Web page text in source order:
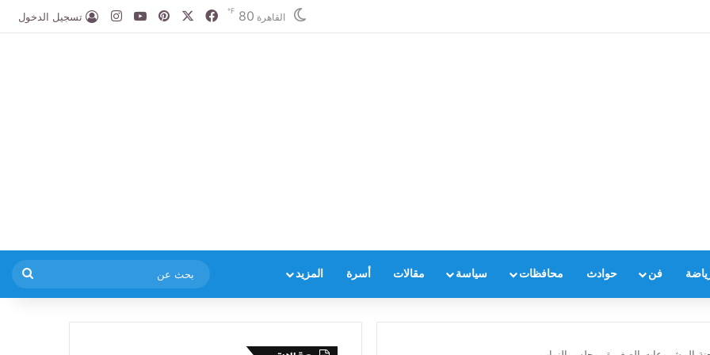
القاهرة 80
℉ فيسبوك بينتيريست‫YouTubeانستقرامتسجيل الدخول
فن حوادث محافظات سياسة مقالات أسرة المزيد
عن